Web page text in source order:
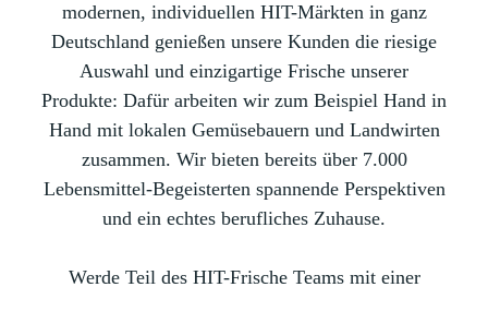
modernen, individuellen HIT-Märkten in ganz
Deutschland genießen unsere Kunden die riesige
Auswahl und einzigartige Frische unserer
Produkte: Dafür arbeiten wir zum Beispiel Hand in
Hand mit lokalen Gemüsebauern und Landwirten
zusammen. Wir bieten bereits über 7.000
Lebensmittel-Begeisterten spannende Perspektiven
und ein echtes berufliches Zuhause.
Werde Teil des HIT-Frische Teams mit einer